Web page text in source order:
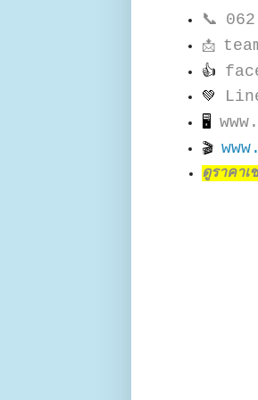
📞
📩
👍
💚
🖥
🎬
ดูราคา